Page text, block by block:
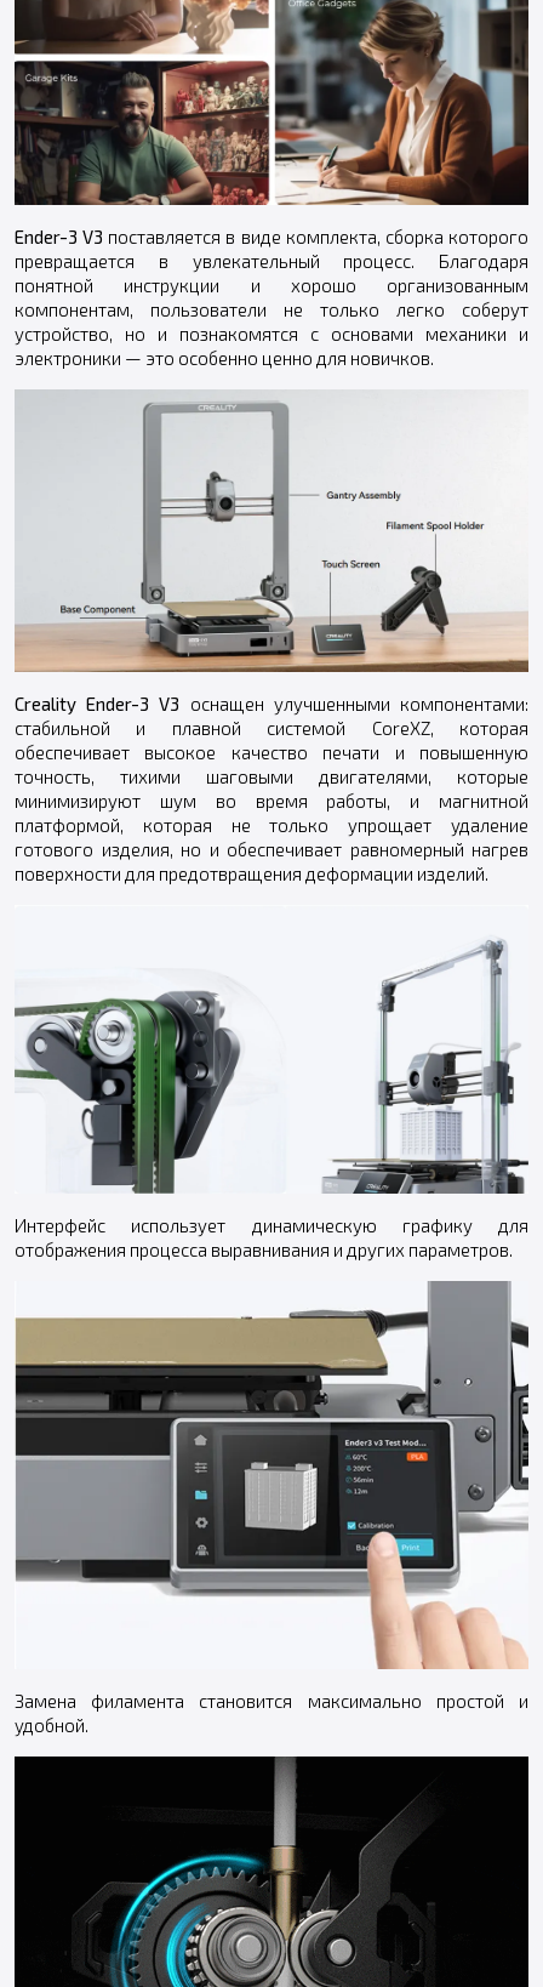
Ender-3 V3 поставляется в виде комплекта, сборка которого
превращается в увлекательный процесс. Благодаря
понятной инструкции и хорошо организованным
компонентам, пользователи не только легко соберут
устройство, но и познакомятся с основами механики и
электроники — это особенно ценно для новичков.
Creality Ender-3 V3 оснащен улучшенными компонентами:
стабильной и плавной системой CoreXZ, которая
обеспечивает высокое качество печати и повышенную
точность, тихими шаговыми двигателями, которые
минимизируют шум во время работы, и магнитной
платформой, которая не только упрощает удаление
готового изделия, но и обеспечивает равномерный нагрев
поверхности для предотвращения деформации изделий.
Интерфейс использует динамическую графику для
отображения процесса выравнивания и других параметров.
Замена филамента становится максимально простой и
удобной.